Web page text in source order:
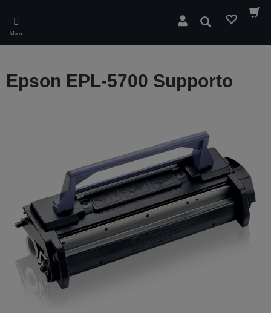
main
content
Menu
Cerca
Epson EPL-5700 Supporto